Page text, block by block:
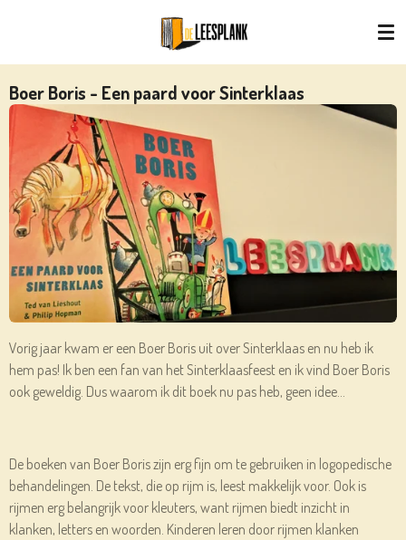
naar
de
hoofdinhoud
Boer Boris - Een paard voor Sinterklaas
Vorig jaar kwam er een Boer Boris uit over Sinterklaas en nu heb ik
hem pas! Ik ben een fan van het Sinterklaasfeest en ik vind Boer Boris
ook geweldig. Dus waarom ik dit boek nu pas heb, geen idee...
De boeken van Boer Boris zijn erg fijn om te gebruiken in logopedische
behandelingen. De tekst, die op rijm is, leest makkelijk voor. Ook is
rijmen erg belangrijk voor kleuters, want rijmen biedt inzicht in
klanken, letters en woorden. Kinderen leren door rijmen klanken